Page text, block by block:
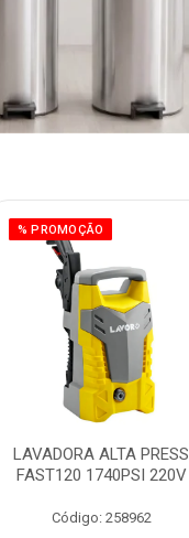
% PROMOÇÃO
LAVADORA ALTA PRESS
FAST120 1740PSI 220V
Código: 258962